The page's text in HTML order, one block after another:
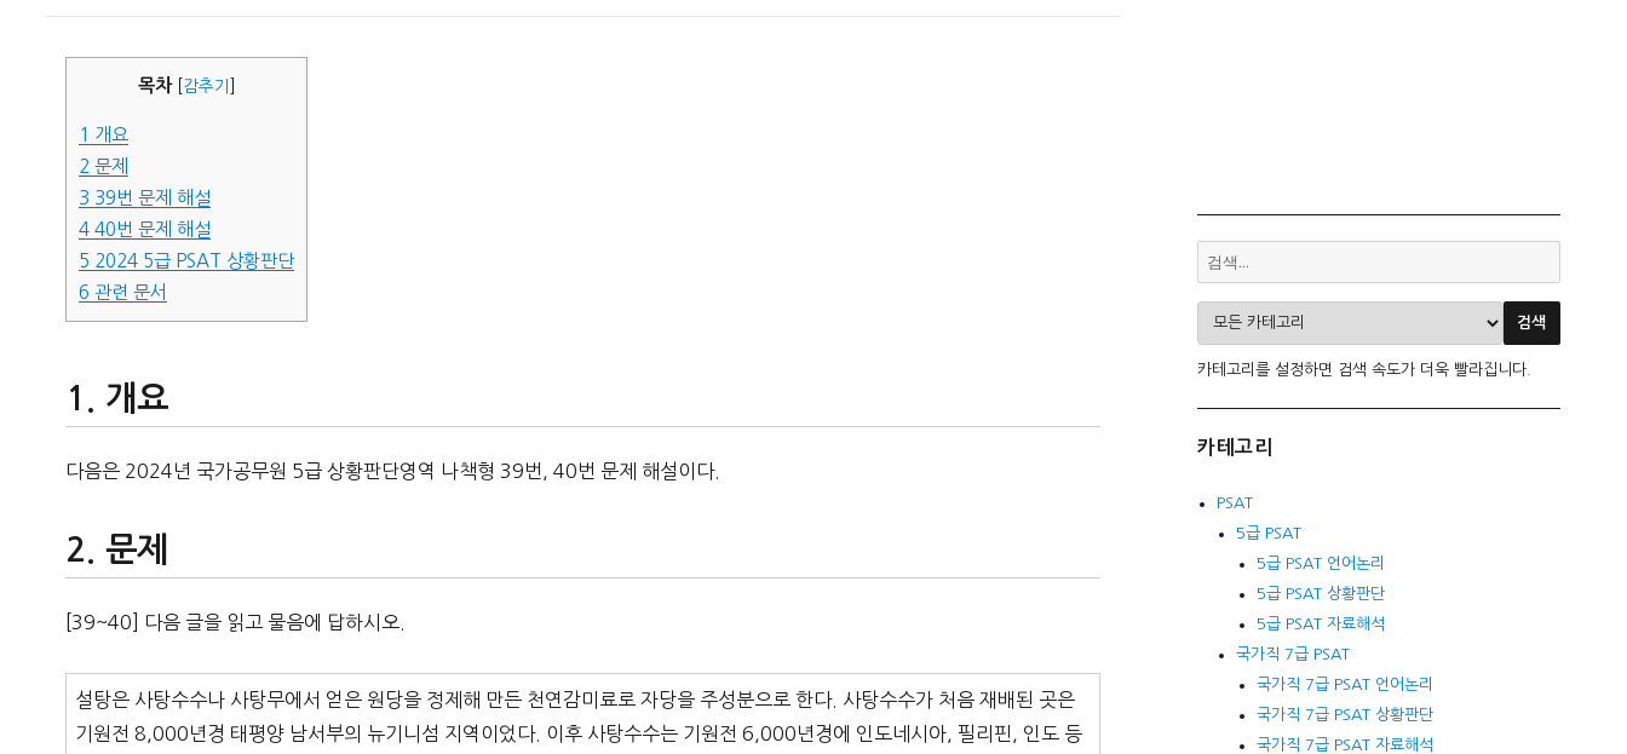
자
목차
감추기
1 개요
2 문제
3 39번 문제 해설
4 40번 문제 해설
5 2024 5급 PSAT 상황판단
6 관련 문서
개요
다음은 2024년 국가공무원 5급 상황판단영역 나책형 39번, 40번 문제 해설이다.
문제
[39~40] 다음 글을 읽고 물음에 답하시오.
설탕은 사탕수수나 사탕무에서 얻은 원당을 정제해 만든 천연감미료로 자당을 주성분으로 한다. 사탕수수가 처음 재배된 곳은
기원전 8,000년경 태평양 남서부의 뉴기니섬 지역이었다. 이후 사탕수수는 기원전 6,000년경에 인도네시아, 필리핀, 인도 등
카테고리를 설정하면 검색 속도가 더욱 빨라집니다.
카테고리
PSAT
5급 PSAT
5급 PSAT 언어논리
5급 PSAT 상황판단
5급 PSAT 자료해석
국가직 7급 PSAT
국가직 7급 PSAT 언어논리
국가직 7급 PSAT 상황판단
국가직 7급 PSAT 자료해석